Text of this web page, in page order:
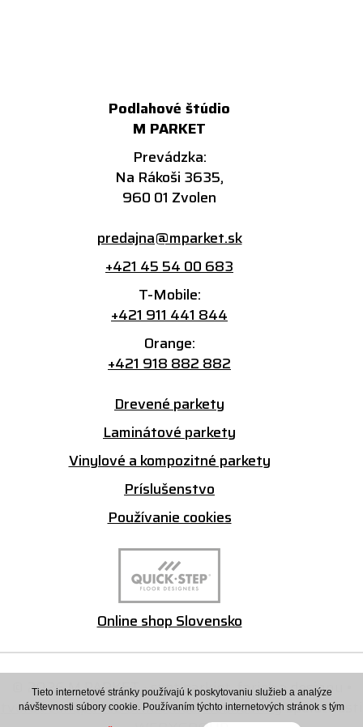
Podlahové štúdio
M PARKET
Prevádzka:
Na Rákoši 3635,
960 01 Zvolen
predajna@mparket.sk
+421 45 54 00 683
T-Mobile:
+421 911 441 844
Orange:
+421 918 882 882
Drevené parkety
Laminátové parkety
Vinylové a kompozitné parkety
Príslušenstvo
Používanie cookies
Online shop Slovensko
© 2026 M PARKET - svet parkiet, farieb a designu •
tvorba eshopu cez UNIobchod,webhostingspoločnosti
Tieto internetové stránky používajú k poskytovaniu služieb a analýze
návštevnosti súbory cookie. Používaním týchto internetových stránok s tým